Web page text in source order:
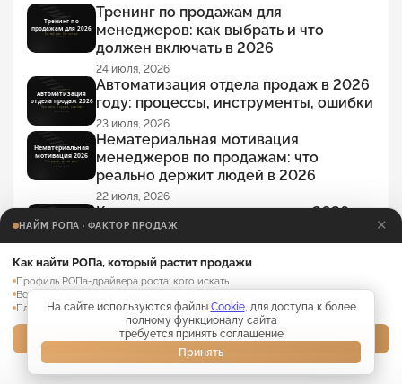
Тренинг по продажам для
менеджеров: как выбрать и что
должен включать в 2026
24 июля, 2026
Автоматизация отдела продаж в 2026
году: процессы, инструменты, ошибки
23 июля, 2026
Нематериальная мотивация
менеджеров по продажам: что
реально держит людей в 2026
22 июля, 2026
Как выполнить план продаж в 2026
году: план мероприятий, когда план
горит
21 июля, 2026
Декомпозиция плана продаж: как
разложить цель до менеджера и дня
(2026)
20 июля, 2026
НАЙМ РОПА · ФАКТОР ПРОДАЖ ✕
Как найти РОПа, который растит продажи
Профиль РОПа-драйвера роста: кого искать
Вопросы на собеседовании, чтобы отсеять слабых
План адаптации нового РОПа на 30 дней
Забрать материалы →
Нет, не интересно
На сайте используются файлы Cookie, для доступа к более
полному функционалу сайта
требуется принять соглашение
Принять